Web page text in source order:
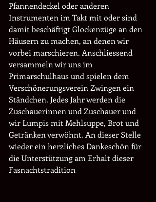
Pfannendeckel oder anderen
Instrumenten im Takt mit oder sind
damit beschäftigt Glockenzüge an den
Häusern zu machen, an denen wir
vorbei marschieren. Anschliessend
versammeln wir uns im
Primarschulhaus und spielen dem
Verschönerungsverein Zwingen ein
Ständchen. Jedes Jahr werden die
Zuschauerinnen und Zuschauer und
wir Lumpis mit Mehlsuppe, Brot und
Getränken verwöhnt. An dieser Stelle
wieder ein herzliches Dankeschön für
die Unterstützung am Erhalt dieser
Fasnachtstradition